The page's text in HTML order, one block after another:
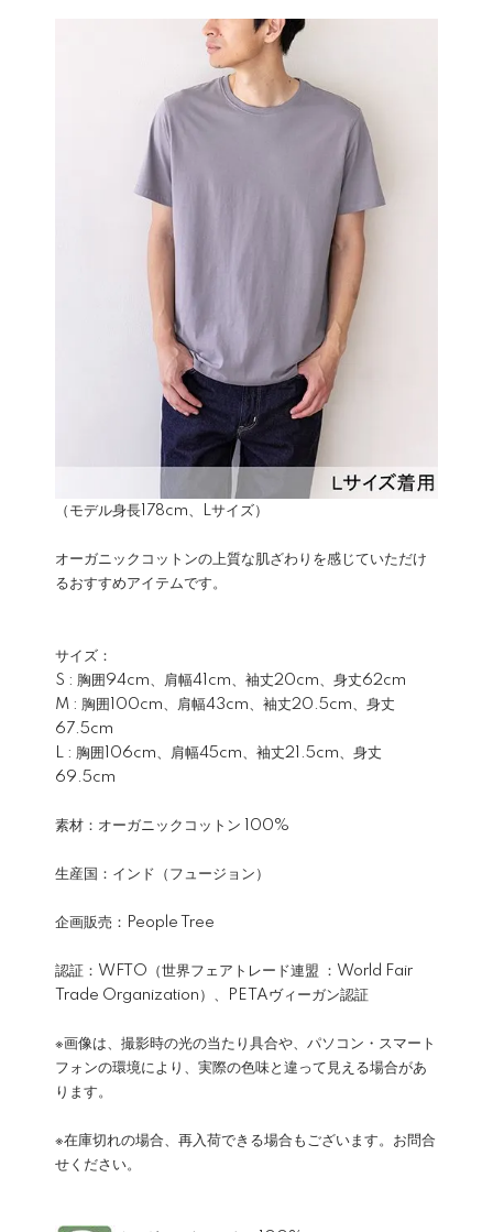
（モデル身長178cm、Lサイズ）
オーガニックコットンの上質な肌ざわりを感じていただけ
るおすすめアイテムです。
サイズ：
S : 胸囲94cm、肩幅41cm、袖丈20cm、身丈62cm
M : 胸囲100cm、肩幅43cm、袖丈20.5cm、身丈
67.5cm
L : 胸囲106cm、肩幅45cm、袖丈21.5cm、身丈
69.5cm
素材：オーガニックコットン 100%
生産国：インド（フュージョン）
企画販売：People Tree
認証：WFTO（世界フェアトレード連盟 ：World Fair
Trade Organization）、PETAヴィーガン認証
※画像は、撮影時の光の当たり具合や、パソコン・スマート
フォンの環境により、実際の色味と違って見える場合があ
ります。
※在庫切れの場合、再入荷できる場合もございます。お問合
せください。